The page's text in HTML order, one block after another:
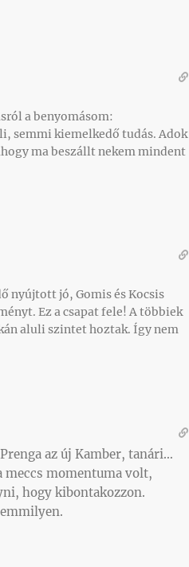
a benyomásom:
semmi kiemelkedő tudás. Adok
ma beszállt nekem mindent
nyújtott jó, Gomis és Kocsis
Ez a csapat fele! A többiek
aluli szintet hoztak. Így nem
az új Kamber, tanári…
meccs momentuma volt,
hogy kibontakozzon.